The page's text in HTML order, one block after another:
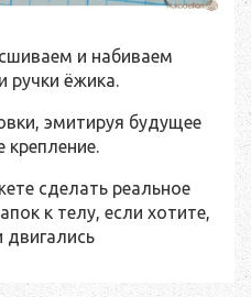
и набиваем
ручки ёжика.
эмитируя будущее
крепление.
сделать реальное
к телу, если хотите,